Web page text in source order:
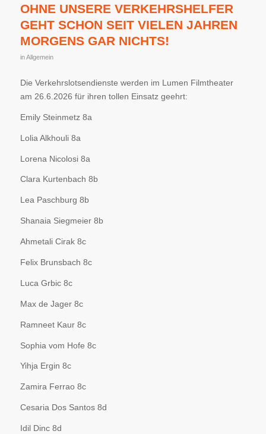
OHNE UNSERE VERKEHRSHELFER
GEHT SCHON SEIT VIELEN JAHREN
MORGENS GAR NICHTS!
inAllgemein
Die Verkehrslotsendienste werden im Lumen Filmtheater
am 26.6.2026 für ihren tollen Einsatz geehrt:
Emily Steinmetz 8a
Lolia Alkhouli 8a
Lorena Nicolosi 8a
Clara Kurtenbach 8b
Lea Paschburg 8b
Shanaia Siegmeier 8b
Ahmetali Cirak 8c
Felix Brunsbach 8c
Luca Grbic 8c
Max de Jager 8c
Ramneet Kaur 8c
Sophia vom Hofe 8c
Yihja Ergin 8c
Zamira Ferrao 8c
Cesaria Dos Santos 8d
Idil Dinc 8d